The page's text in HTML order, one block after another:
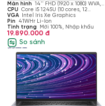
3200MHz
PCIe NVMe,
SSD
Màn hình 14'' FHD (1920 x 1080) WVA,
60 Hz, 16:9, 300 nits, 100% sRGB
CPU Core i5 1245U (10 cores, 12
threads, 1.60 GHz - 4.40 GHz, 12MB
Cache)
VGA
Intel Iris Xe Graphics
Pin
41WHr Li-Ion
Tình trạng
Mới 100%, Nhập khẩu
19.890.000 đ
So sánh